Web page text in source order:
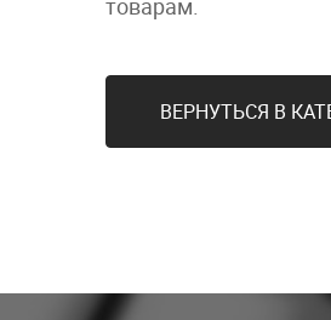
товарам.
ВЕРНУТЬСЯ В